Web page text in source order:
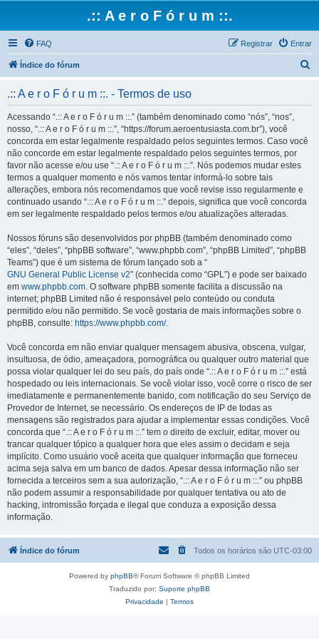
.:: A e r o F ó r u m ::.
FAQ Entrar
Registrar
Índice do fórum
.:: A e r o F ó r u m ::. - Termos de uso
Acessando “.:: A e r o F ó r u m ::.” (também denominado como “nós”, “nos”,
nosso, “.:: A e r o F ó r u m ::.”, “https://forum.aeroentusiasta.com.br”), você
concorda em estar legalmente respaldado pelos seguintes termos. Caso você
não concorde em estar legalmente respaldado pelos seguintes termos, por
favor não acesse e/ou use “.:: A e r o F ó r u m ::.”. Nós podemos mudar estes
termos a qualquer momento e nós vamos tentar informá-lo sobre tais
alterações, embora nós recomendamos que você revise isso regularmente e
continuado usando “.:: A e r o F ó r u m ::.” depois, significa que você concorda
em ser legalmente respaldado pelos termos e/ou atualizações alteradas.
Nossos fóruns são desenvolvidos por phpBB (também denominado como
“eles”, “deles”, “phpBB software”, “www.phpbb.com”, “phpBB Limited”, “phpBB
Teams”) que é um sistema de fórum lançado sob a “
GNU General Public License v2” (conhecida como “GPL”) e pode ser baixado
em www.phpbb.com. O software phpBB somente facilita a discussão na
internet; phpBB Limited não é responsável pelo conteúdo ou conduta
permitido e/ou não permitido. Se você gostaria de mais informações sobre o
phpBB, consulte: https://www.phpbb.com/.
Você concorda em não enviar qualquer mensagem abusiva, obscena, vulgar,
insultuosa, de ódio, ameaçadora, pornográfica ou qualquer outro material que
possa violar qualquer lei do seu país, do país onde “.:: A e r o F ó r u m ::.” está
hospedado ou leis internacionais. Se você violar isso, você corre o risco de ser
imediatamente e permanentemente banido, com notificação do seu Serviço de
Provedor de Internet, se necessário. Os endereços de IP de todas as
mensagens são registrados para ajudar a implementar essas condições. Você
concorda que “.:: A e r o F ó r u m ::.” tem o direito de excluir, editar, mover ou
trancar qualquer tópico a qualquer hora que eles assim o decidam e seja
implícito. Como usuário você aceita que qualquer informação que forneceu
acima seja salva em um banco de dados. Apesar dessa informação não ser
fornecida a terceiros sem a sua autorização, “.:: A e r o F ó r u m ::.” ou phpBB
não podem assumir a responsabilidade por qualquer tentativa ou ato de
hacking, intromissão forçada e ilegal que conduza a exposição dessa
informação.
Índice do fórum Todos os horários são UTC-03:00
Powered by phpBB® Forum Software © phpBB Limited
Traduzido por: Suporte phpBB
Privacidade | Termos